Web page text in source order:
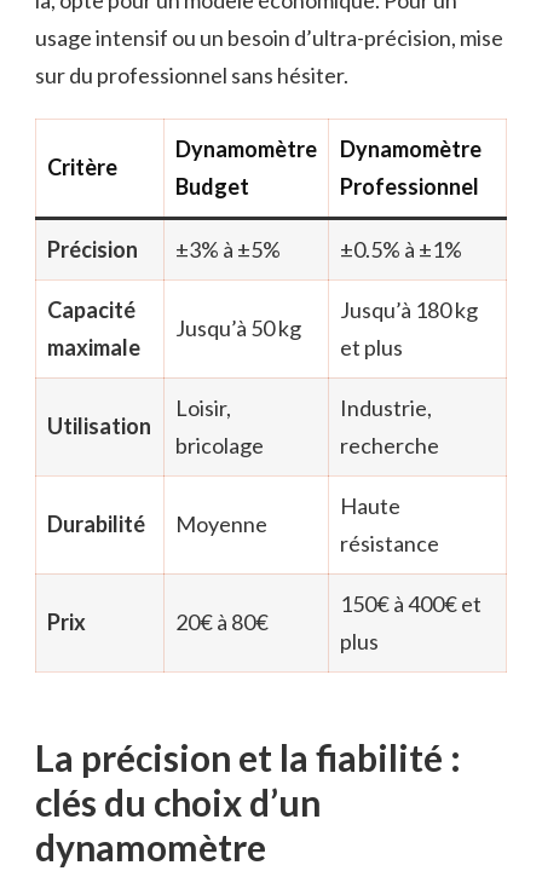
usage intensif ou un besoin d’ultra-précision, mise
sur du professionnel sans hésiter.
Critère
Dynamomètre
Budget
Dynamomètre
Professionnel
Précision ±3% à ±5% ±0.5% à ±1%
Capacité
maximale
Jusqu’à 50 kg
Jusqu’à 180 kg
et plus
Utilisation
Loisir,
bricolage
Industrie,
recherche
Durabilité Moyenne
Haute
résistance
Prix 20€ à 80€
150€ à 400€ et
plus
La précision et la fiabilité :
clés du choix d’un
dynamomètre